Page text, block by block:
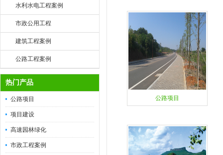
水利水电工程案例
市政公用工程
建筑工程案例
公路工程案例
热门产品
公路项目
项目建设
高速园林绿化
市政工程案例
公路项目